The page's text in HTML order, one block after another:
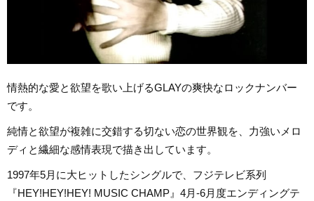
情熱的な愛と欲望を歌い上げるGLAYの爽快なロックナンバー
です。
純情と欲望が複雑に交錯する切ない恋の世界観を、力強いメロ
ディと繊細な感情表現で描き出しています。
1997年5月に大ヒットしたシングルで、フジテレビ系列
『HEY!HEY!HEY! MUSIC CHAMP』4月-6月度エンディングテ